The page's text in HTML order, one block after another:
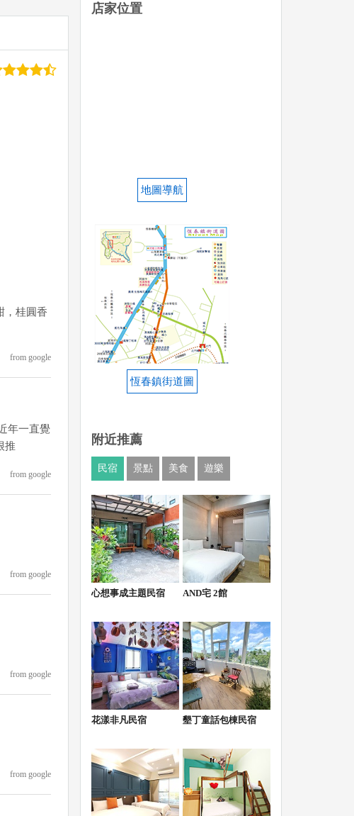
，桂圓香
from google
年一直覺
推
from google
from google
from google
from google
店家位置
地圖導航
恆春鎮街道圖
附近推薦
民宿 景點 美食 遊樂
心想事成主題民宿 AND宅 2館
花漾非凡民宿 墾丁童話包棟民宿